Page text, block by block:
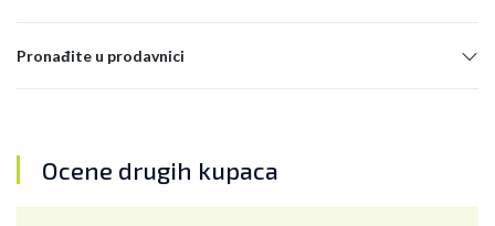
Pronađite u prodavnici
Ocene drugih kupaca